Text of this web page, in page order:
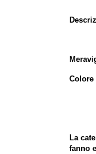
Colore
La
fanno